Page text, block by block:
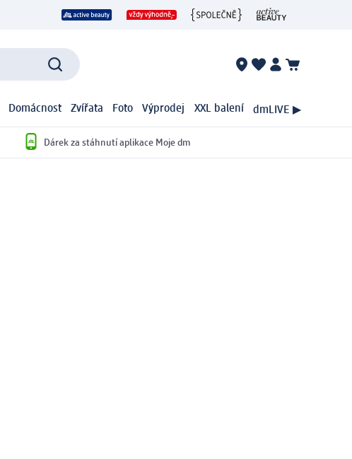
Domácnost Zvířata Foto Výprodej XXL balení dmLIVE ▶
Dárek za stáhnutí aplikace Moje dm